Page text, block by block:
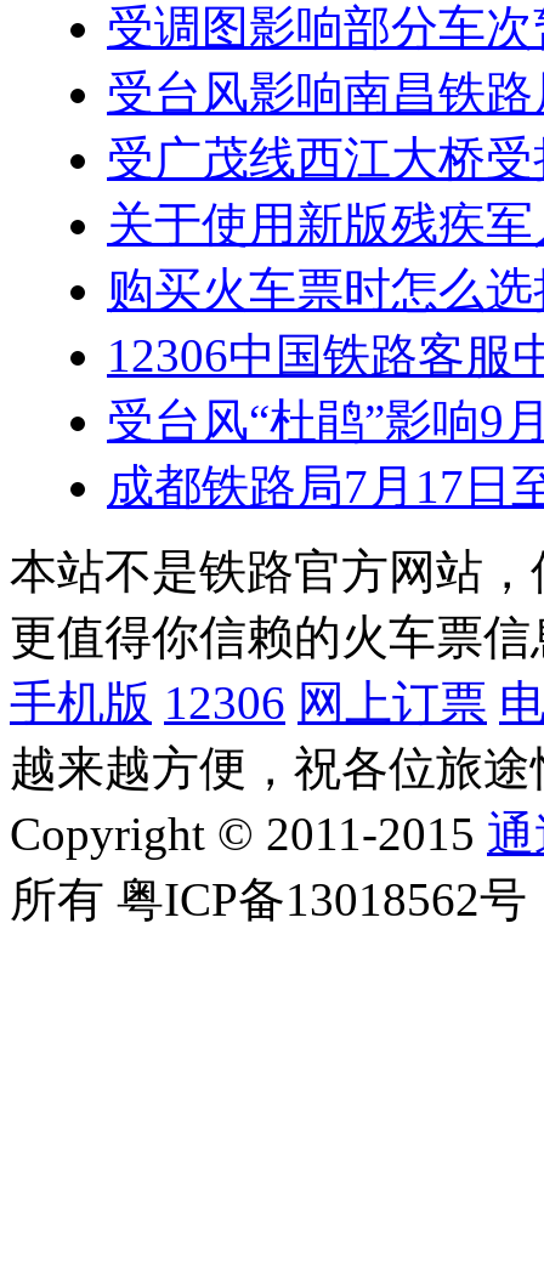
受调图影响部分车
受台风影响南昌铁
受广茂线西江大桥
关于使用新版残疾
购买火车票时怎么
12306中国铁路客服
受台风“杜鹃”影响9
成都铁路局7月17日
本站不是铁路官方网站
更值得你信赖的火车票
手机版 12306 网上订票
越来越方便，祝各位旅途
Copyright © 2011-2015
所有 粤ICP备13018562号